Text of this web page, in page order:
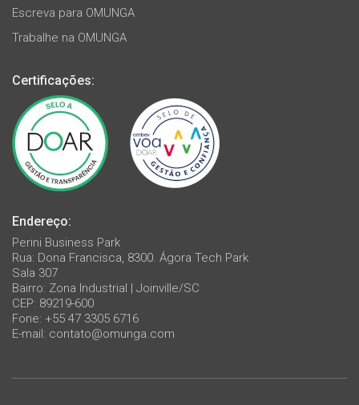
Escreva para OMUNGA
Trabalhe na OMUNGA
Certificações:
Endereço:
Perini Business Park
Rua: Dona Francisca, 8300. Ágora Tech Park
Sala 307
Bairro: Zona Industrial | Joinville/SC
CEP: 89219-600
Fone: +55 47 3305 6716
E-mail: contato@omunga.com